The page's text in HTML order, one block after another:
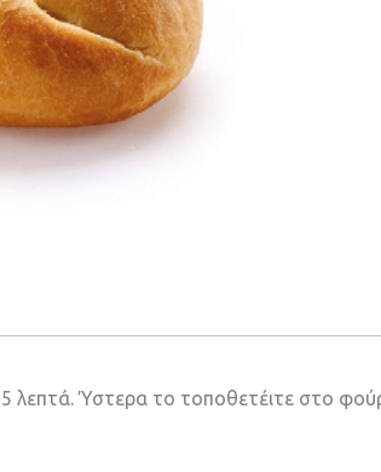
λεπτά. Ύστερα το τοποθετέιτε στο